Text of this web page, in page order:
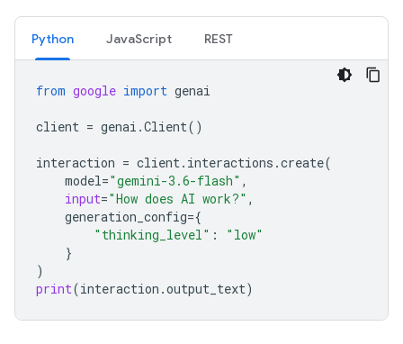
Python JavaScript REST
from google import genai
client = genai .Client()
interaction = client. interactions .create(
model="gemini-3.6-flash" ,
input="How does AI work?" ,
generation_config={
"thinking_level" :
"low"
}
)
print(interaction .output_text)